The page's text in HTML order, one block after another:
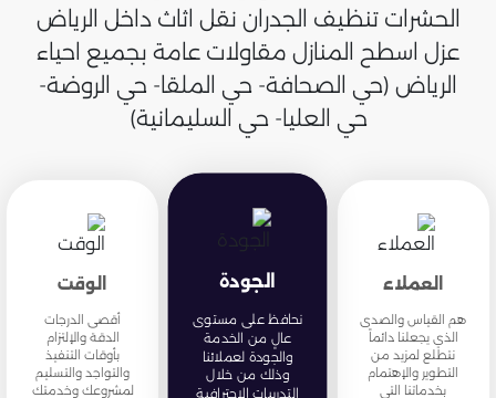
الحشرات تنظيف الجدران نقل اثاث داخل الرياض
عزل اسطح المنازل مقاولات عامة بجميع احياء
الرياض (حي الصحافة- حي الملقا- حي الروضة-
حي العليا- حي السليمانية)
العملاء
هم القياس والصدى
الذي يجعلنا دائماً
نتطلع لمزيد من
التطوير والإهتمام
بخدماتنا التي
الجودة
نحافظ على مستوى
عالٍ من الخدمة
والجودة لعملائنا
وذلك من خلال
التدريبات الاحترافية
الوقت
أقصى الدرجات
الدقة والإلتزام
بأوقات التنفيذ
والتواجد والتسليم
لمشروعك وخدمتك